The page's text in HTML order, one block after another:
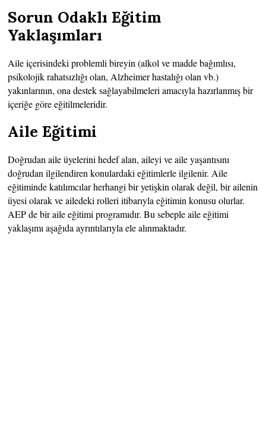
Sorun Odaklı Eğitim
Yaklaşımları
Aile içerisindeki problemli bireyin (alkol ve madde bağımlısı,
psikolojik rahatsızlığı olan, Alzheimer hastalığı olan vb.)
yakınlarının, ona destek sağlayabilmeleri amacıyla hazırlanmış bir
içeriğe göre eğitilmeleridir.
Aile Eğitimi
Doğrudan aile üyelerini hedef alan, aileyi ve aile yaşantısını
doğrudan ilgilendiren konulardaki eğitimlerle ilgilenir. Aile
eğitiminde katılımcılar herhangi bir yetişkin olarak değil, bir ailenin
üyesi olarak ve ailedeki rolleri itibarıyla eğitimin konusu olurlar.
AEP de bir aile eğitimi programıdır. Bu sebeple aile eğitimi
yaklaşımı aşağıda ayrıntılarıyla ele alınmaktadır.